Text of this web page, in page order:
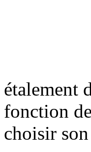
étalement
fonction
choisir